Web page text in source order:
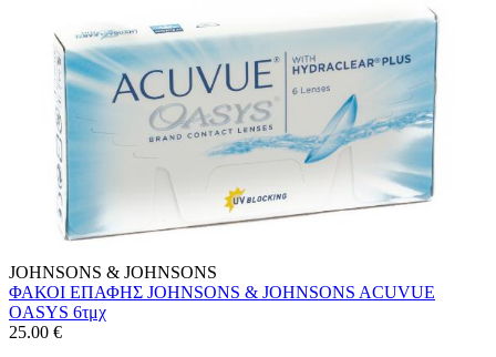
JOHNSONS & JOHNSONS
ΦΑΚΟΙ ΕΠΑΦΗΣ JOHNSONS & JOHNSONS ACUVUE
OASYS 6τμχ
25.00 €